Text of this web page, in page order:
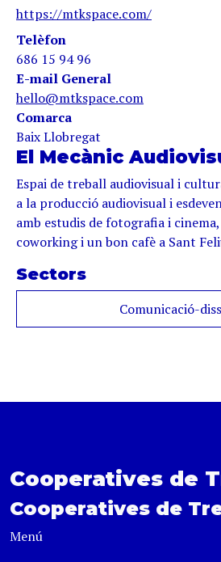
https://mtkspace.com/
Telèfon
686 15 94 96
E-mail General
hello@mtkspace.com
Comarca
Baix Llobregat
El Mecànic
Espai de treball audiovisual i
a la producció audiovisual i
amb estudis de fotografia i
coworking i un bon cafè a Sant
Sectors
Comunicació-
Cooperatives de
Cooperatives de
Menú